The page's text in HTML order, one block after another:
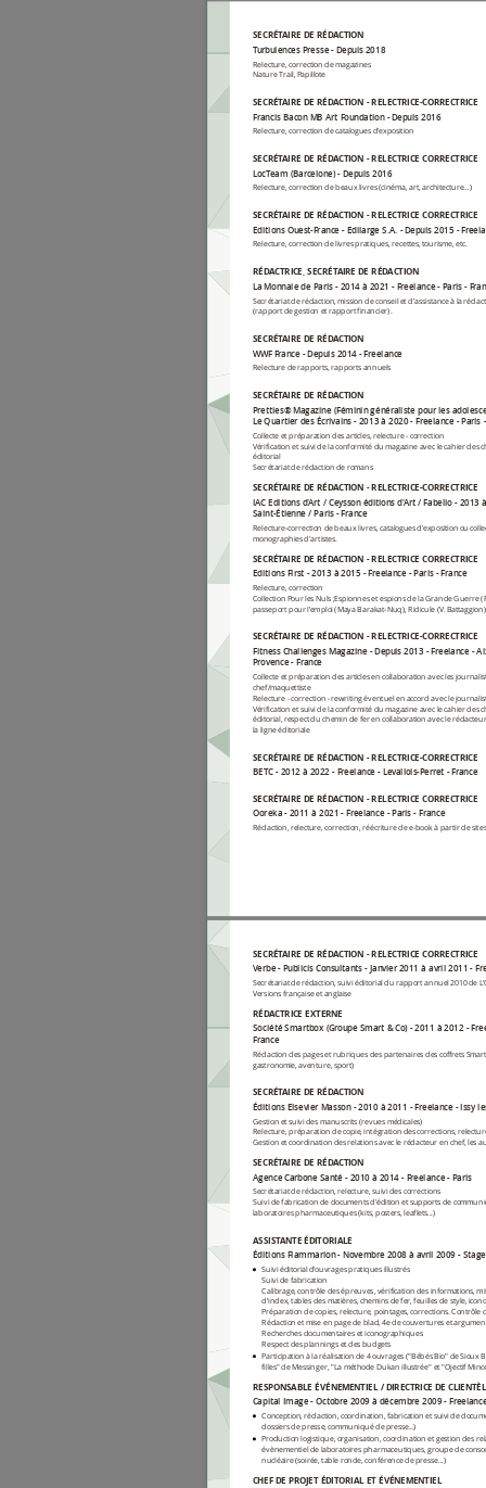
SECRÉTAIRE DE RÉDACTION
Turbulences Presse Depuis 2018
Relecture, correction de magazines
Nature Trail, Papillote
SECRÉTAIRE DE RÉDACTION - RELECTRICE-CORRECTRICE
Francis Bacon MB Art Foundation
Depuis 2016
Relecture, correction de catalogues d'exposition
SECRÉTAIRE DE RÉDACTION - RELECTRICE CORRECTRICE
LocTeam (Barcelone) Depuis 2016
Relecture, correction de beaux livres (cinéma, art, architecture…)
SECRÉTAIRE DE RÉDACTION - RELECTRICE CORRECTRICE
Editions Ouest-France - Edilarge S.A.
Depuis 2015
Relecture, correction de livres pratiques, recettes, tourisme, etc.
RÉDACTRICE, SECRÉTAIRE DE RÉDACTION
La Monnaie de Paris 2014 à 2021 Freelance Paris
Secrétariat de rédaction, mission de conseil et d’assistance à la
(rapport de gestion et rapport financier).
SECRÉTAIRE DE RÉDACTION
WWF France Depuis 2014 Freelance
Relecture de rapports, rapports annuels
SECRÉTAIRE DE RÉDACTION
Pretties® Magazine (Féminin généraliste pour les
Le Quartier des Écrivains 2013 à 2020 Freelance Paris
Collecte et préparation des articles, relecture - correction
Vérification et suivi de la conformité du magazine avec le cahier des
éditorial
Secrétariat de rédaction de romans
SECRÉTAIRE DE RÉDACTION - RELECTRICE-CORRECTRICE
IAC Editions d'Art / Ceysson éditions d'Art / Fabelio
2013
Saint-Étienne / Paris France
Relecture-correction de beaux livres, catalogues d'exposition ou
monographies d'artistes.
SECRÉTAIRE DE RÉDACTION - RELECTRICE CORRECTRICE
Editions First
2013 à 2015 Freelance Paris France
Relecture, correction
Collection Pour les Nuls ;Espionnes et espions de la Grande Guerre
passeport pour l'emploi (Maya Barakat-Nuq), Ridicule (V. Battaggion)
SECRÉTAIRE DE RÉDACTION - RELECTRICE-CORRECTRICE
Fitness Challenges Magazine Depuis 2013 Freelance
Provence France
Collecte et préparation des articles en collaboration avec les
chef/maquettiste
Relecture - correction - rewriting éventuel en accord avec le
Vérification et suivi de la conformité du magazine avec le cahier des
éditorial, respect du chemin de fer en collaboration avec le
la ligne éditoriale
SECRÉTAIRE DE RÉDACTION - RELECTRICE-CORRECTRICE
BETC
2012 à 2022 Freelance Levallois-Perret France
SECRÉTAIRE DE RÉDACTION - RELECTRICE CORRECTRICE
Ooreka 2011 à 2021 Freelance Paris France
Rédaction, relecture, correction, réécriture de e-book à partir de
SECRÉTAIRE DE RÉDACTION - RELECTRICE CORRECTRICE
Verbe - Publicis Consultants Janvier 2011 à avril 2011
Secrétariat de rédaction, suivi éditorial du rapport annuel 2010 de
Versions française et anglaise
RÉDACTRICE EXTERNE
Société Smartbox (Groupe Smart & Co) 2011 à 2012
France
Rédaction des pages et rubriques des partenaires des coffrets
gastronomie, aventure, sport)
SECRÉTAIRE DE RÉDACTION
Éditions Elsevier Masson
2010 à 2011 Freelance Issy
Gestion et suivi des manuscrits (revues médicales)
Relecture, préparation de copie, intégration des corrections,
Gestion et coordination des relations avec le rédacteur en chef, les
SECRÉTAIRE DE RÉDACTION
Agence Carbone Santé 2010 à 2014 Freelance Paris
Secrétariat de rédaction, relecture, suivi des corrections
Suivi de fabrication de documents d'édition et supports de
laboratoires pharmaceutiques (kits, posters, leaflets...)
ASSISTANTE ÉDITORIALE
Éditions Flammarion
Novembre 2008 à avril 2009 Stage
Suivi éditorial d'ouvrages pratiques illustrés
Suivi de fabrication
Calibrage, contrôle des épreuves, vérification des informations,
d'index, tables des matières, chemins de fer, feuilles de style,
Préparation de copies, relecture, pointages, corrections. Contrôle
Rédaction et mise en page de blad, 4e de couvertures et
Recherches documentaires et iconographiques
Respect des plannings et des budgets
Participation à la réalisation de 4 ouvrages ("Bébés Bio" de Sioux
filles" de Messinger, "La méthode Dukan illustrée" et "Ojectif
RESPONSABLE ÉVÉNEMENTIEL / DIRECTRICE DE
Capital Image
Octobre 2009 à décembre 2009
Conception, rédaction, coordination, fabrication et suivi de
dossiers de presse, communiqué de presse...)
Production logistique, organisation, coordination et gestion des
évènementiel de laboratoires pharmaceutiques, groupe de
nucléaire (soirée, table ronde, conférence de presse...)
CHEF DE PROJET ÉDITORIAL ET ÉVÉNEMENTIEL